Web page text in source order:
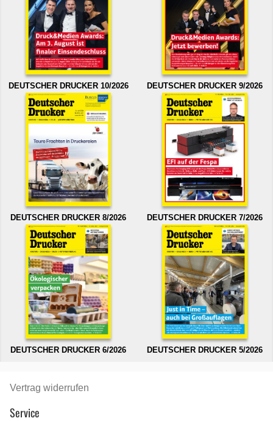
DEUTSCHER DRUCKER 10/2026 DEUTSCHER DRUCKER 9/2026
DEUTSCHER DRUCKER 8/2026 DEUTSCHER DRUCKER 7/2026
DEUTSCHER DRUCKER 6/2026 DEUTSCHER DRUCKER 5/2026
Vertrag widerrufen
Service